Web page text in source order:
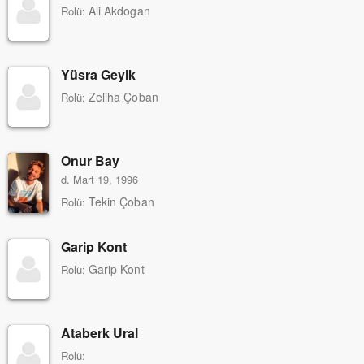
Rolü: Ali Akdogan
Yüsra Geyik
Rolü: Zeliha Çoban
Onur Bay
d. Mart 19, 1996
Rolü: Tekin Çoban
Garip Kont
Rolü: Garip Kont
Ataberk Ural
Rolü: